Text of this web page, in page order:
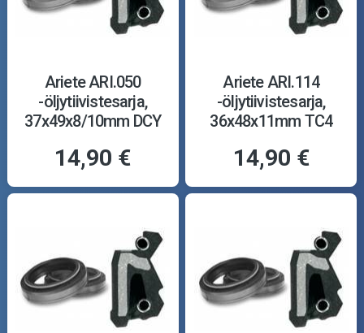
Ariete ARI.050
-öljytiivistesarja,
37x49x8/10mm DCY
14,90 €
Ariete ARI.114
-öljytiivistesarja,
36x48x11mm TC4
14,90 €